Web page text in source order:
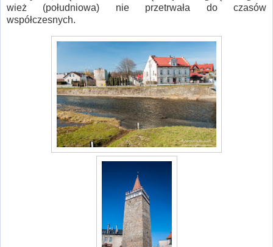
wież (południowa) nie przetrwała do czasów
współczesnych.